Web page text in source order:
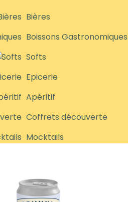
Bières
Boissons Gastronomiques
Softs
Epicerie
Apéritif
Coffrets découverte
Mocktails